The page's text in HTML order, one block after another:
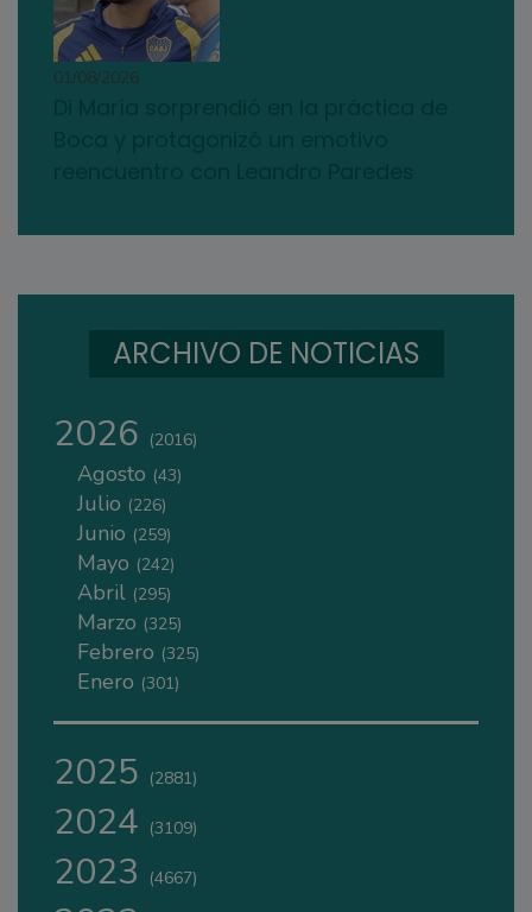
01/08/2026
ARCHIVO DE NOTICIAS
2026 (2016)
Agosto (43)
Julio (226)
Junio (259)
Mayo (242)
Abril (295)
Marzo (325)
Febrero (325)
Enero (301)
2025 (2881)
2024 (3109)
2023 (4667)